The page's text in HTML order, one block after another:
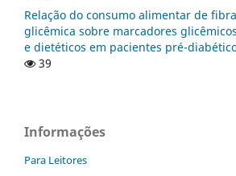
Relação do consumo alimentar de
glicêmica sobre marcadores
e dietéticos em pacientes pré-
39
Informações
Para Leitores